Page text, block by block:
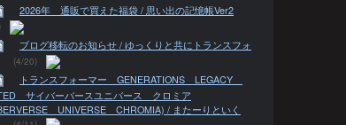
2026年 通販で買えた福袋 / 思い出の記憶帳Ver2
ブログ移転のお知らせ / ゆっくりと共にトランスフォ
(4/20)
トランスフォーマー GENERATIONS LEGACY
サイバーバースユニバース クロミア
UNIVERSE CHROMIA) / またーりといく